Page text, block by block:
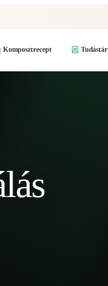
Komposztrecept Tudástár